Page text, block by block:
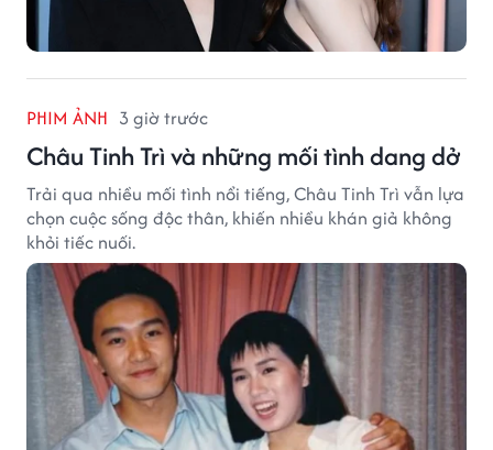
PHIM ẢNH 3 giờ trước
Châu Tinh Trì và những mối tình dang dở
Trải qua nhiều mối tình nổi tiếng, Châu Tinh Trì vẫn lựa
chọn cuộc sống độc thân, khiến nhiều khán giả không
khỏi tiếc nuối.